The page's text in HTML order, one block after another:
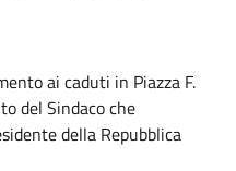
ai caduti in Piazza F.
del Sindaco che
della Repubblica